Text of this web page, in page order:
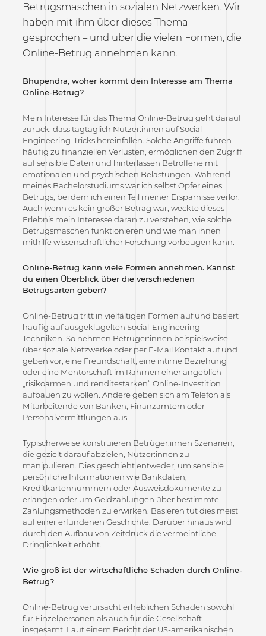
Betrugsmaschen in sozialen Netzwerken. Wir
haben mit ihm über dieses Thema
gesprochen – und über die vielen Formen, die
Online-Betrug annehmen kann.
Bhupendra, woher kommt dein Interesse am Thema
Online-Betrug?
Mein Interesse für das Thema Online-Betrug geht darauf
zurück, dass tagtäglich Nutzer:innen auf Social-
Engineering-Tricks hereinfallen. Solche Angriffe führen
häufig zu finanziellen Verlusten, ermöglichen den Zugriff
auf sensible Daten und hinterlassen Betroffene mit
emotionalen und psychischen Belastungen. Während
meines Bachelorstudiums war ich selbst Opfer eines
Betrugs, bei dem ich einen Teil meiner Ersparnisse verlor.
Auch wenn es kein großer Betrag war, weckte dieses
Erlebnis mein Interesse daran zu verstehen, wie solche
Betrugsmaschen funktionieren und wie man ihnen
mithilfe wissenschaftlicher Forschung vorbeugen kann.
Online-Betrug kann viele Formen annehmen. Kannst
du einen Überblick über die verschiedenen
Betrugsarten geben?
Online-Betrug tritt in vielfältigen Formen auf und basiert
häufig auf ausgeklügelten Social-Engineering-
Techniken. So nehmen Betrüger:innen beispielsweise
über soziale Netzwerke oder per E-Mail Kontakt auf und
geben vor, eine Freundschaft, eine intime Beziehung
oder eine Mentorschaft im Rahmen einer angeblich
„risikoarmen und renditestarken“ Online-Investition
aufbauen zu wollen. Andere geben sich am Telefon als
Mitarbeitende von Banken, Finanzämtern oder
Personalvermittlungen aus.
Typischerweise konstruieren Betrüger:innen Szenarien,
die gezielt darauf abzielen, Nutzer:innen zu
manipulieren. Dies geschieht entweder, um sensible
persönliche Informationen wie Bankdaten,
Kreditkartennummern oder Ausweisdokumente zu
erlangen oder um Geldzahlungen über bestimmte
Zahlungsmethoden zu erwirken. Basieren tut dies meist
auf einer erfundenen Geschichte. Darüber hinaus wird
durch den Aufbau von Zeitdruck die vermeintliche
Dringlichkeit erhöht.
Wie groß ist der wirtschaftliche Schaden durch Online-
Betrug?
Online-Betrug verursacht erheblichen Schaden sowohl
für Einzelpersonen als auch für die Gesellschaft
insgesamt. Laut einem Bericht der US-amerikanischen